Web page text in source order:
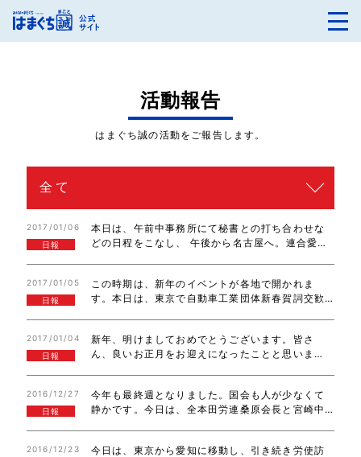
活動報告
はまぐち誠の活動をご報告します。
2017/01/06
日報
本日は、午前中事務所にて秘書との打ち合わせな
どの日程をこなし、 午後から名古屋へ。連合愛知
2017/01/05
日報
この時期は、新年のイベントが各地で開かれま
す。本日は、東京で自動車工業団体新春賀詞交歓
た。
2017/01/04
日報
新年、明けましておめでとうございます。皆さ
ん、良いお正月をお迎えになったことと思いま
2016/12/27
日報
今年も最終週となりました。国会も人が少なくて
静かです。今日は、全本田労連桑原会長と宮崎中
2016/12/23
今日は、東京から愛知に移動し、引き続き労使訪